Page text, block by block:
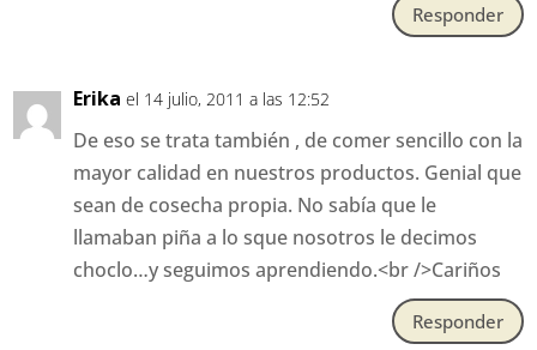
Responder
Erika el 14 julio, 2011 a las 12:52
De eso se trata también , de comer sencillo con la
mayor calidad en nuestros productos. Genial que
sean de cosecha propia. No sabía que le
llamaban piña a lo sque nosotros le decimos
choclo…y seguimos aprendiendo.<br />Cariños
Responder